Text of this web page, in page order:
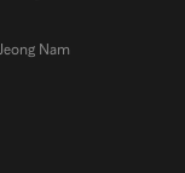
Nam